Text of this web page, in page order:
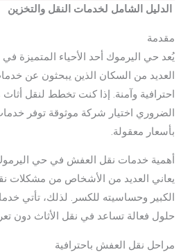
الدليل الشامل لخدمات النقل والتخزين
مقدمة
يُعد حي اليرموك أحد الأحياء المتميزة
العديد من السكان الذين يبحثون عن
احترافية وآمنة. إذا كنت تخطط لنقل
الضروري اختيار شركة موثوقة توفر
بأسعار معقولة.
أهمية خدمات نقل العفش في حي
يعاني العديد من الأشخاص من
الكبير وحساسيته للكسر. لذلك، تأتي
حلول فعالة تساعد في نقل الأثاث دون
مراحل نقل العفش باحترافية